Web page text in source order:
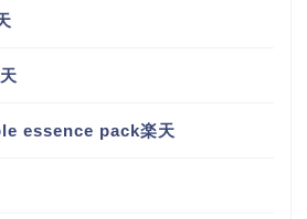
essence pack楽天